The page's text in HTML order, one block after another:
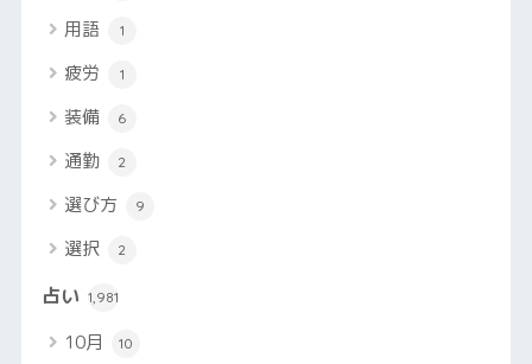
用語 1
疲労 1
装備 6
通勤 2
選び方 9
選択 2
占い 1,981
10月 10